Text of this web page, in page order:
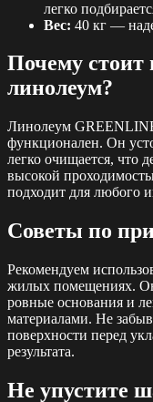
легко
Вес: 40 кг —
Почему стоит
линолеум?
Линолеум
функционален. Он
легко очищается, что
высокой
подходит для любого
Советы по
Рекомендуем
жилых помещениях. Он
ровные основания и
материалами. Не
поверхности перед
результата.
Не упустите